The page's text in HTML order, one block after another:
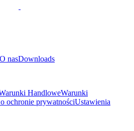
O nasDownloads
HandloweWarunki
ochronie prywatnościUstawienia